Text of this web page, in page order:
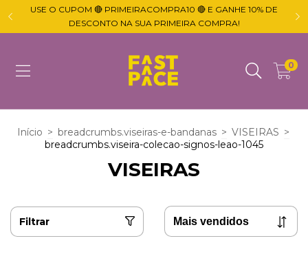
USE O CUPOM 🔴 PRIMEIRACOMPRA10 🔴 E GANHE 10% DE
DESCONTO NA SUA PRIMEIRA COMPRA!
0
Início > breadcrumbs.viseiras-e-bandanas > VISEIRAS >
breadcrumbs.viseira-colecao-signos-leao-1045
VISEIRAS
Filtrar